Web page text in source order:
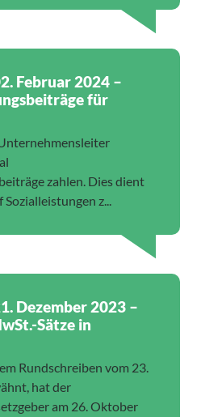
Februar 2024 –
für
zahlen. Dies dient
z...
Dezember 2023 –
Sätze in
Rundschreiben vom 23.
hat der
am 26. Oktober